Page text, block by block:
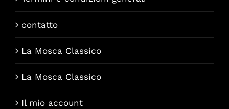
contatto
La Mosca Classico
La Mosca Classico
Il mio account